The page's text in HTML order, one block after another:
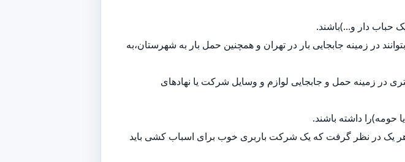
حباب دار و...)باشند.
در زمینه جابجایی بار در تهران و همچنین حمل بار به شهرستان،به
در زمینه حمل و جابجایی لوازم و وسایل شرکت یا نهادهای
داشته باشند.
هر یک در نظر گرفت که یک شرکت باربری خوب برای اسباب کشی باید